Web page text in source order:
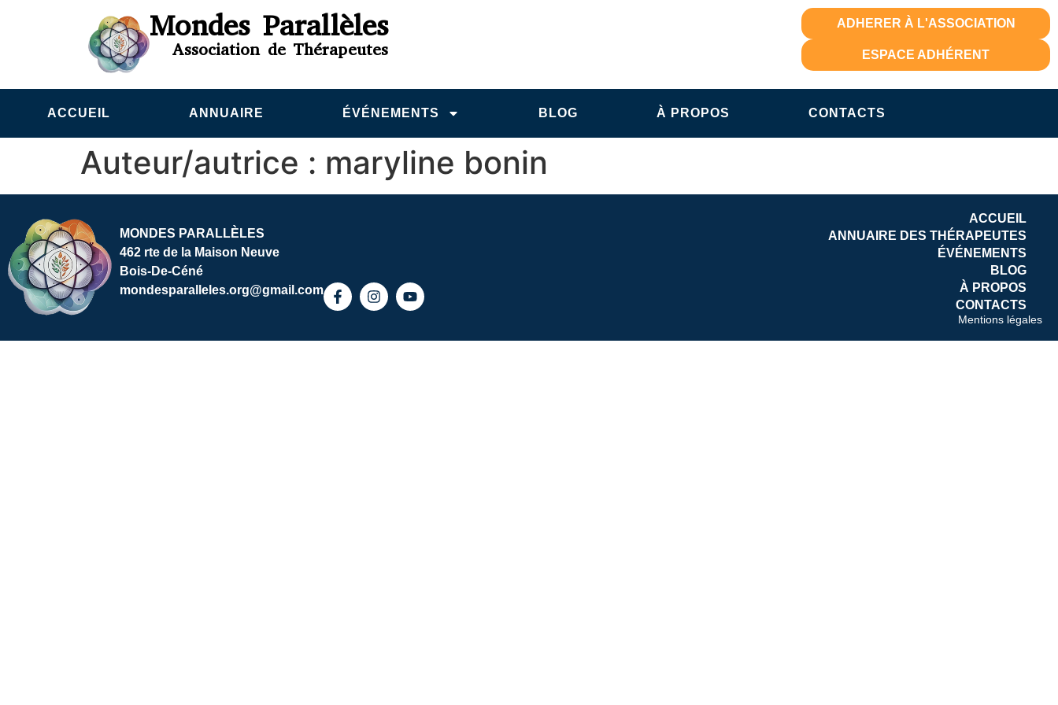
Mondes Parallèles
Association de Thérapeutes
ADHERER À L'ASSOCIATION
ESPACE ADHÉRENT
ACCUEIL ANNUAIRE ÉVÉNEMENTS BLOG À PROPOS CONTACTS
Auteur/autrice : maryline bonin
MONDES PARALLÈLES
462 rte de la Maison Neuve
Bois-De-Céné
mondesparalleles.org@gmail.com
ACCUEIL
ANNUAIRE DES THÉRAPEUTES
ÉVÉNEMENTS
BLOG
À PROPOS
CONTACTS
Mentions légales